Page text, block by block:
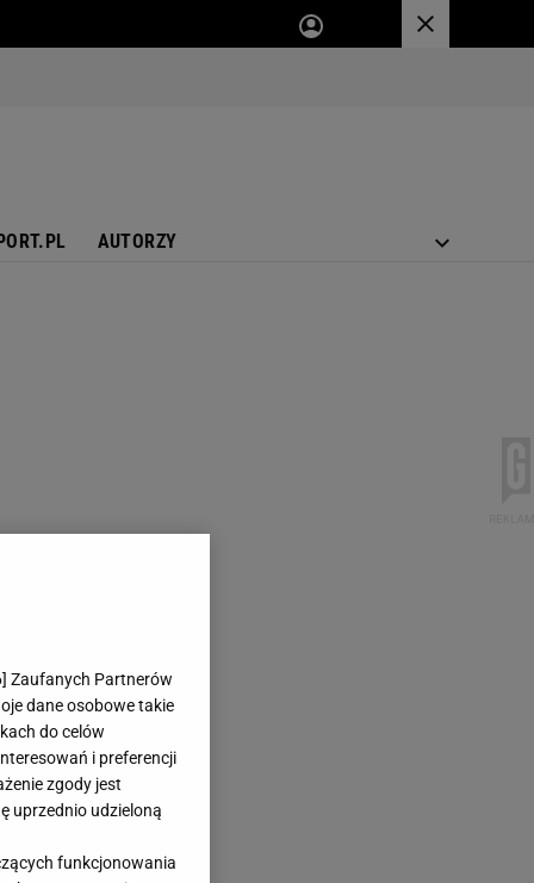
AUTORZY
] Zaufanych Partnerów
dane osobowe takie
do celów
i preferencji
zgody jest
uprzednio udzieloną
funkcjonowania